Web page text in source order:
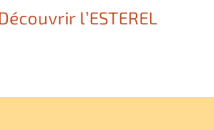
l’ESTEREL